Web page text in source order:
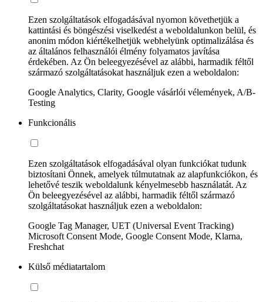
Ezen szolgáltatások elfogadásával nyomon követhetjük a
kattintási és böngészési viselkedést a weboldalunkon belül, és
anonim módon kiértékelhetjük webhelyünk optimalizálása és
az általános felhasználói élmény folyamatos javítása
érdekében. Az Ön beleegyezésével az alábbi, harmadik féltől
származó szolgáltatásokat használjuk ezen a weboldalon:
Google Analytics, Clarity, Google vásárlói vélemények, A/B-
Testing
Funkcionális
Ezen szolgáltatások elfogadásával olyan funkciókat tudunk
biztosítani Önnek, amelyek túlmutatnak az alapfunkciókon, és
lehetővé teszik weboldalunk kényelmesebb használatát. Az
Ön beleegyezésével az alábbi, harmadik féltől származó
szolgáltatásokat használjuk ezen a weboldalon:
Google Tag Manager, UET (Universal Event Tracking)
Microsoft Consent Mode, Google Consent Mode, Klarna,
Freshchat
Külső médiatartalom